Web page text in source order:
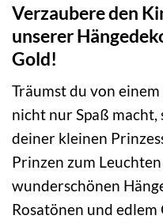
Verzaubere den
unserer
Gold!
Träumst du von
nicht nur Spaß
deiner kleinen
Prinzen zum
wunderschönen
Rosatönen und